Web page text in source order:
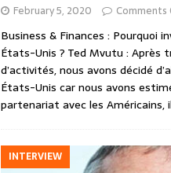
February 5, 2020
Business & Finances : Pourquoi
États-Unis ? Ted Mvutu : Après
d’activités, nous avons décidé
États-Unis car nous avons
partenariat avec les Américains, il
INTERVIEW